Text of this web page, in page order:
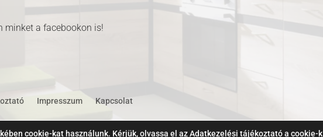
minket a facebookon is!
Impresszum Kapcsolat
cookie-kat használunk. Kérjük, olvassa el azAdatkezelési tájékoztatóa cookie-